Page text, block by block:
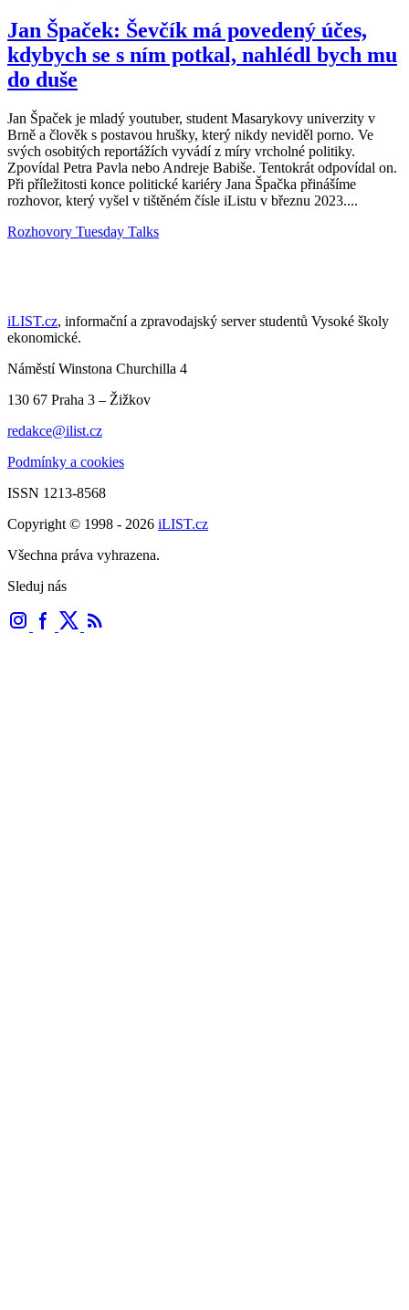
Jan Špaček: Ševčík má povedený účes,
kdybych se s ním potkal, nahlédl bych mu
do duše
Jan Špaček je mladý youtuber, student Masarykovy univerzity v
Brně a člověk s postavou hrušky, který nikdy neviděl porno. Ve
svých osobitých reportážích vyvádí z míry vrcholné politiky.
Zpovídal Petra Pavla nebo Andreje Babiše. Tentokrát odpovídal on.
Při příležitosti konce politické kariéry Jana Špačka přinášíme
rozhovor, který vyšel v tištěném čísle iListu v březnu 2023....
Rozhovory Tuesday Talks
iLIST.cz, informační a zpravodajský server studentů Vysoké školy
ekonomické.
Náměstí Winstona Churchilla 4
130 67 Praha 3 – Žižkov
redakce@ilist.cz
Podmínky a cookies
ISSN 1213-8568
Copyright © 1998 - 2026 iLIST.cz
Všechna práva vyhrazena.
Sleduj nás